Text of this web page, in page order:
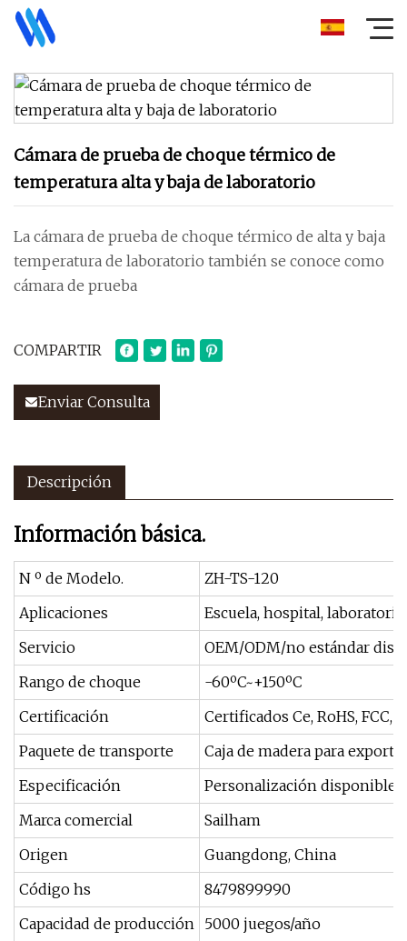
Cámara de prueba de choque térmico de
temperatura alta y baja de laboratorio
La cámara de prueba de choque térmico de alta y baja
temperatura de laboratorio también se conoce como
cámara de prueba
COMPARTIR
Enviar Consulta
Descripción
Información básica.
N º de Modelo.
ZH-TS-120
Aplicaciones
Escuela, hospital,
Servicio
OEM/ODM/no estándar
Rango de choque
-60ºC~+150ºC
Certificación
Certificados Ce, RoHS, FCC,
Paquete de transporte
Caja de madera para
Especificación
Personalización disponible
Marca comercial
Sailham
Origen
Guangdong, China
Código hs
8479899990
Capacidad de producción 5000 juegos/año